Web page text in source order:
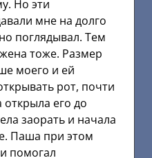
Но эти
мне на долго
поглядывал. Тем
тоже. Размер
моего и ей
рот, почти
его до
заорать и начала
Паша при этом
помогал